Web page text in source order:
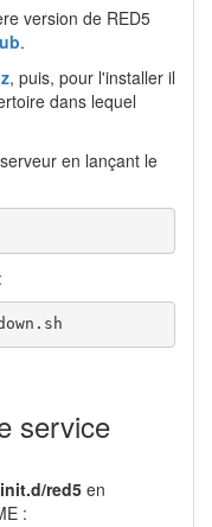
version de RED5
.
, puis, pour l'installer il
dans lequel
en lançant le
service
red5en
: